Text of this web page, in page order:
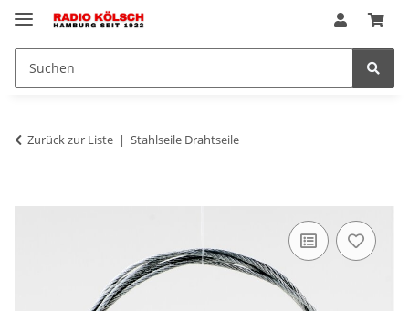
Zurück zur Liste Stahlseile Drahtseile